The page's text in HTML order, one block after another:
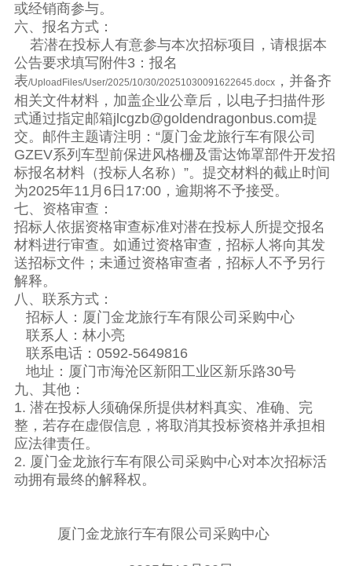
或经销商参与。
六、报名方式：
若潜在投标人有意参与本次招标项目，请根据本
公告要求填写附件3：报名
表/UploadFiles/User/2025/10/30/20251030091622645.docx，并备齐
相关文件材料，加盖企业公章后，以电子扫描件形
式通过指定邮箱jlcgzb@goldendragonbus.com提
交。邮件主题请注明：“厦门金龙旅行车有限公司
GZEV系列车型前保进风格栅及雷达饰罩部件开发招
标报名材料（投标人名称）”。提交材料的截止时间
为2025年11月6日17:00，逾期将不予接受。
七、资格审查：
招标人依据资格审查标准对潜在投标人所提交报名
材料进行审查。如通过资格审查，招标人将向其发
送招标文件；未通过资格审查者，招标人不予另行
解释。
八、联系方式：
招标人：厦门金龙旅行车有限公司采购中心
联系人：林小亮
联系电话：0592-5649816
地址：厦门市海沧区新阳工业区新乐路30号
九、其他：
1. 潜在投标人须确保所提供材料真实、准确、完
整，若存在虚假信息，将取消其投标资格并承担相
应法律责任。
2. 厦门金龙旅行车有限公司采购中心对本次招标活
动拥有最终的解释权。
厦门金龙旅行车有限公司采购中心